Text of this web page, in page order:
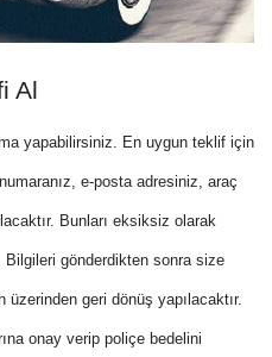
Al
yapabilirsiniz. En uygun teklif için
e-posta adresiniz, araç
Bunları eksiksiz olarak
gönderdikten sonra size
geri dönüş yapılacaktır.
onay verip poliçe bedelini